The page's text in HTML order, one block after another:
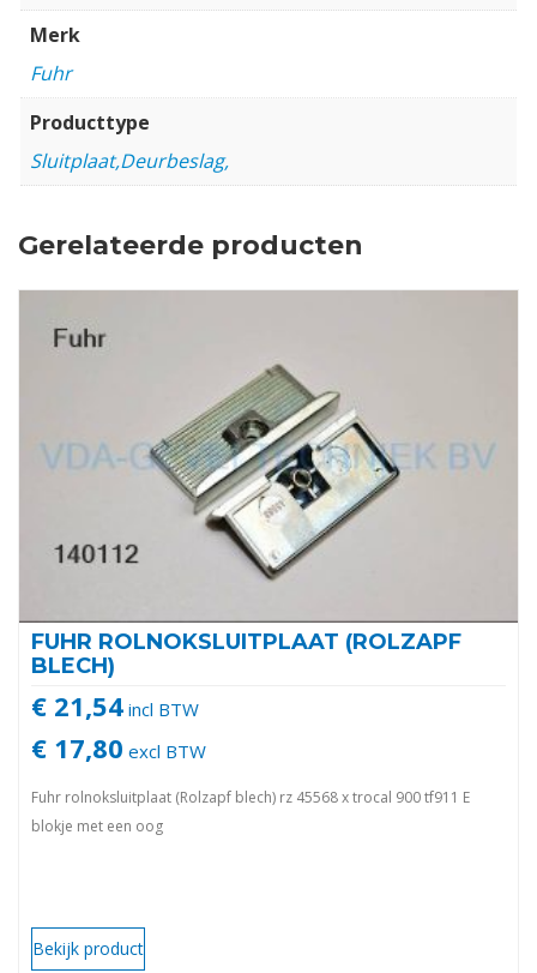
Merk
Fuhr
Producttype
Sluitplaat,Deurbeslag,
Gerelateerde producten
FUHR ROLNOKSLUITPLAAT (ROLZAPF
BLECH)
€ 21,54 incl BTW
€ 17,80 excl BTW
Fuhr rolnoksluitplaat (Rolzapf blech) rz 45568 x trocal 900 tf911 E
blokje met een oog
Bekijk product